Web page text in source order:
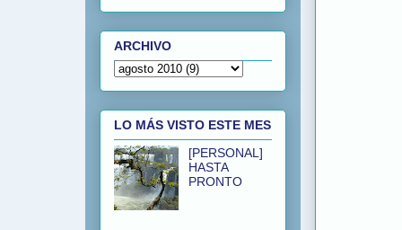
ARCHIVO
LO MÁS VISTO ESTE MES
[PERSONAL]
HASTA
PRONTO